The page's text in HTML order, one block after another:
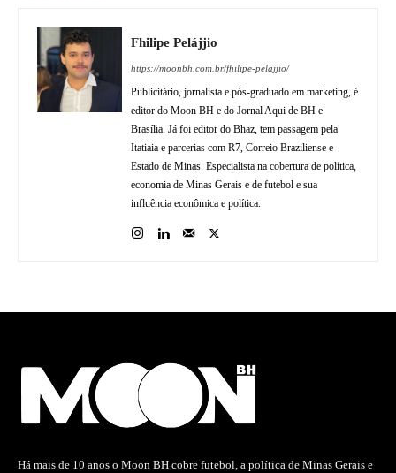
Fhilipe Pelájjio
https://moonbh.com.br/fhilipe-pelajjio/
Publicitário, jornalista e pós-graduado em marketing, é
editor do Moon BH e do Jornal Aqui de BH e
Brasília. Já foi editor do Bhaz, tem passagem pela
Itatiaia e parcerias com R7, Correio Braziliense e
Estado de Minas. Especialista na cobertura de política,
economia de Minas Gerais e de futebol e sua
influência econômica e política.
Há mais de 10 anos o Moon BH cobre futebol, a política de Minas Gerais e